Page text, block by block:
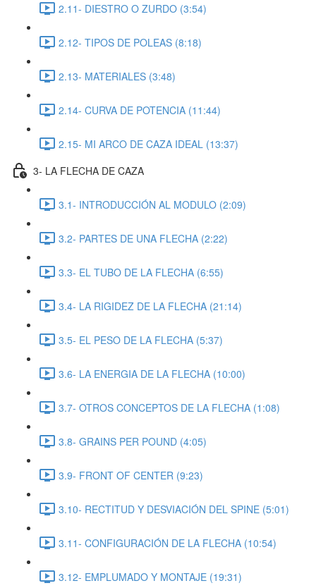
2.11- DIESTRO O ZURDO (3:54)
2.12- TIPOS DE POLEAS (8:18)
2.13- MATERIALES (3:48)
2.14- CURVA DE POTENCIA (11:44)
2.15- MI ARCO DE CAZA IDEAL (13:37)
3- LA FLECHA DE CAZA
3.1- INTRODUCCIÓN AL MODULO (2:09)
3.2- PARTES DE UNA FLECHA (2:22)
3.3- EL TUBO DE LA FLECHA (6:55)
3.4- LA RIGIDEZ DE LA FLECHA (21:14)
3.5- EL PESO DE LA FLECHA (5:37)
3.6- LA ENERGIA DE LA FLECHA (10:00)
3.7- OTROS CONCEPTOS DE LA FLECHA (1:08)
3.8- GRAINS PER POUND (4:05)
3.9- FRONT OF CENTER (9:23)
3.10- RECTITUD Y DESVIACIÓN DEL SPINE (5:01)
3.11- CONFIGURACIÓN DE LA FLECHA (10:54)
3.12- EMPLUMADO Y MONTAJE (19:31)